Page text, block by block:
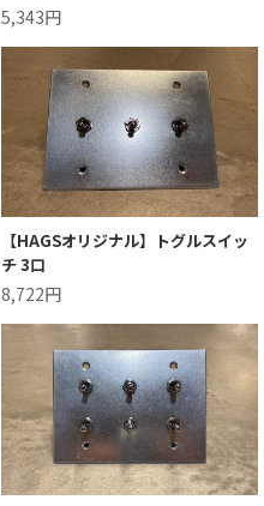
5,343円
【HAGSオリジナル】トグルスイッ
チ 3口
8,722円